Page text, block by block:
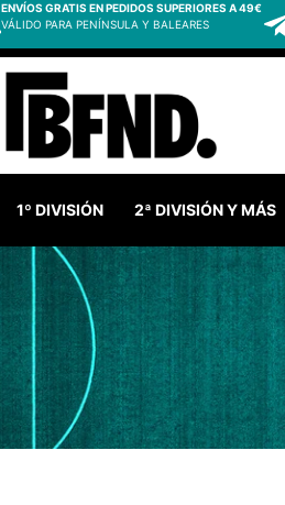
ENVÍOS GRATIS EN PEDIDOS SUPERIORES A 49€
VÁLIDO PARA PENÍNSULA Y BALEARES
1º DIVISIÓN 2ª DIVISIÓN Y MÁS